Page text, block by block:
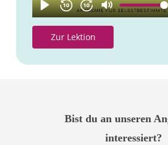
Zur Lektion
Bist du an unseren
interessiert?